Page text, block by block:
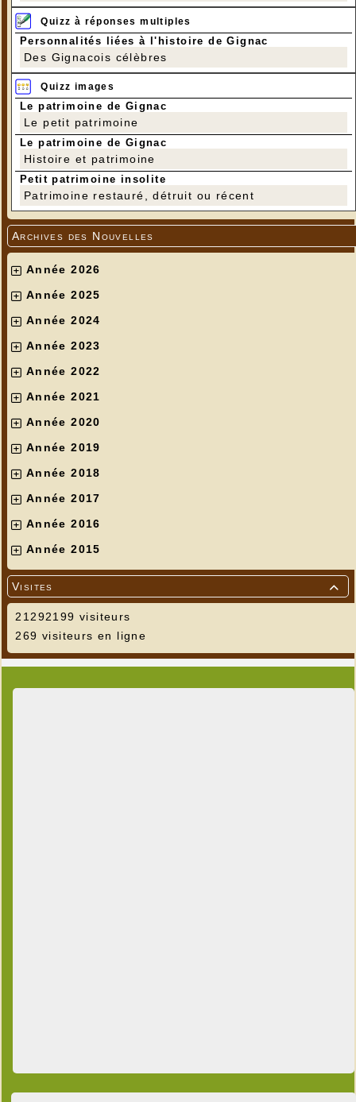
Quizz à réponses multiples
Personnalités liées à l'histoire de Gignac
Des Gignacois célèbres
Quizz images
Le patrimoine de Gignac
Le petit patrimoine
Le patrimoine de Gignac
Histoire et patrimoine
Petit patrimoine insolite
Patrimoine restauré, détruit ou récent
Archives des Nouvelles
Année 2026
Année 2025
Année 2024
Année 2023
Année 2022
Année 2021
Année 2020
Année 2019
Année 2018
Année 2017
Année 2016
Année 2015

Visites
21292199 visiteurs
269 visiteurs en ligne